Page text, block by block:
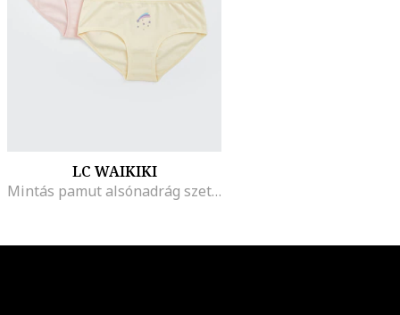
LC WAIKIKI
Mintás pamut alsónadrág szett - 3 db